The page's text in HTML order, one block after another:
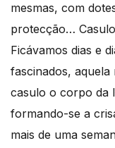
mesmas, com
protecção…
Ficávamos dias e
fascinados,
casulo o corpo da
formando-se a
mais de uma